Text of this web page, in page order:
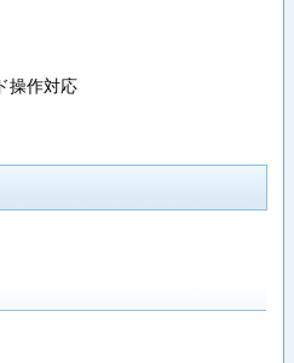
操作対応